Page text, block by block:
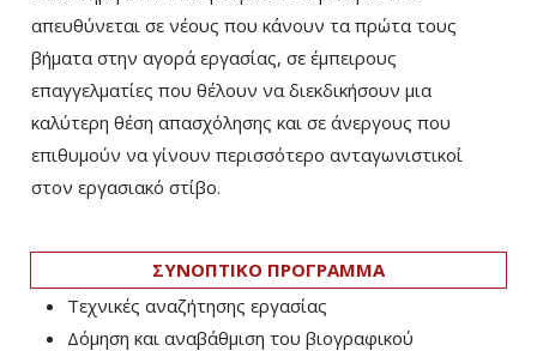
απευθύνεται σε νέους που κάνουν τα πρώτα τους
βήματα στην αγορά εργασίας, σε έμπειρους
επαγγελματίες που θέλουν να διεκδικήσουν μια
καλύτερη θέση απασχόλησης και σε άνεργους που
επιθυμούν να γίνουν περισσότερο ανταγωνιστικοί
στον εργασιακό στίβο.
ΣΥΝΟΠΤΙΚΟ ΠΡΟΓΡΑΜΜΑ
Τεχνικές αναζήτησης εργασίας
Δόμηση και αναβάθμιση του βιογραφικού